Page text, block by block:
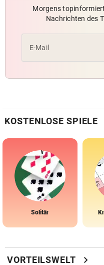
Morgens
Nachrichten des
E-Mail
KOSTENLOSE SPIELE
Solitär
VORTEILSWELT chevron_right